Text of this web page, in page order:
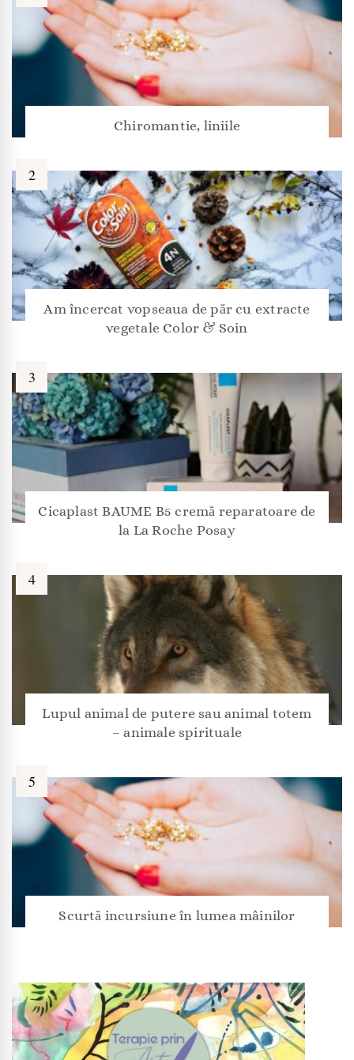
Chiromantie, liniile
Am încercat vopseaua de păr cu extracte
vegetale Color & Soin
Cicaplast BAUME B5 cremă reparatoare de
la La Roche Posay
Lupul animal de putere sau animal totem
– animale spirituale
Scurtă incursiune în lumea mâinilor